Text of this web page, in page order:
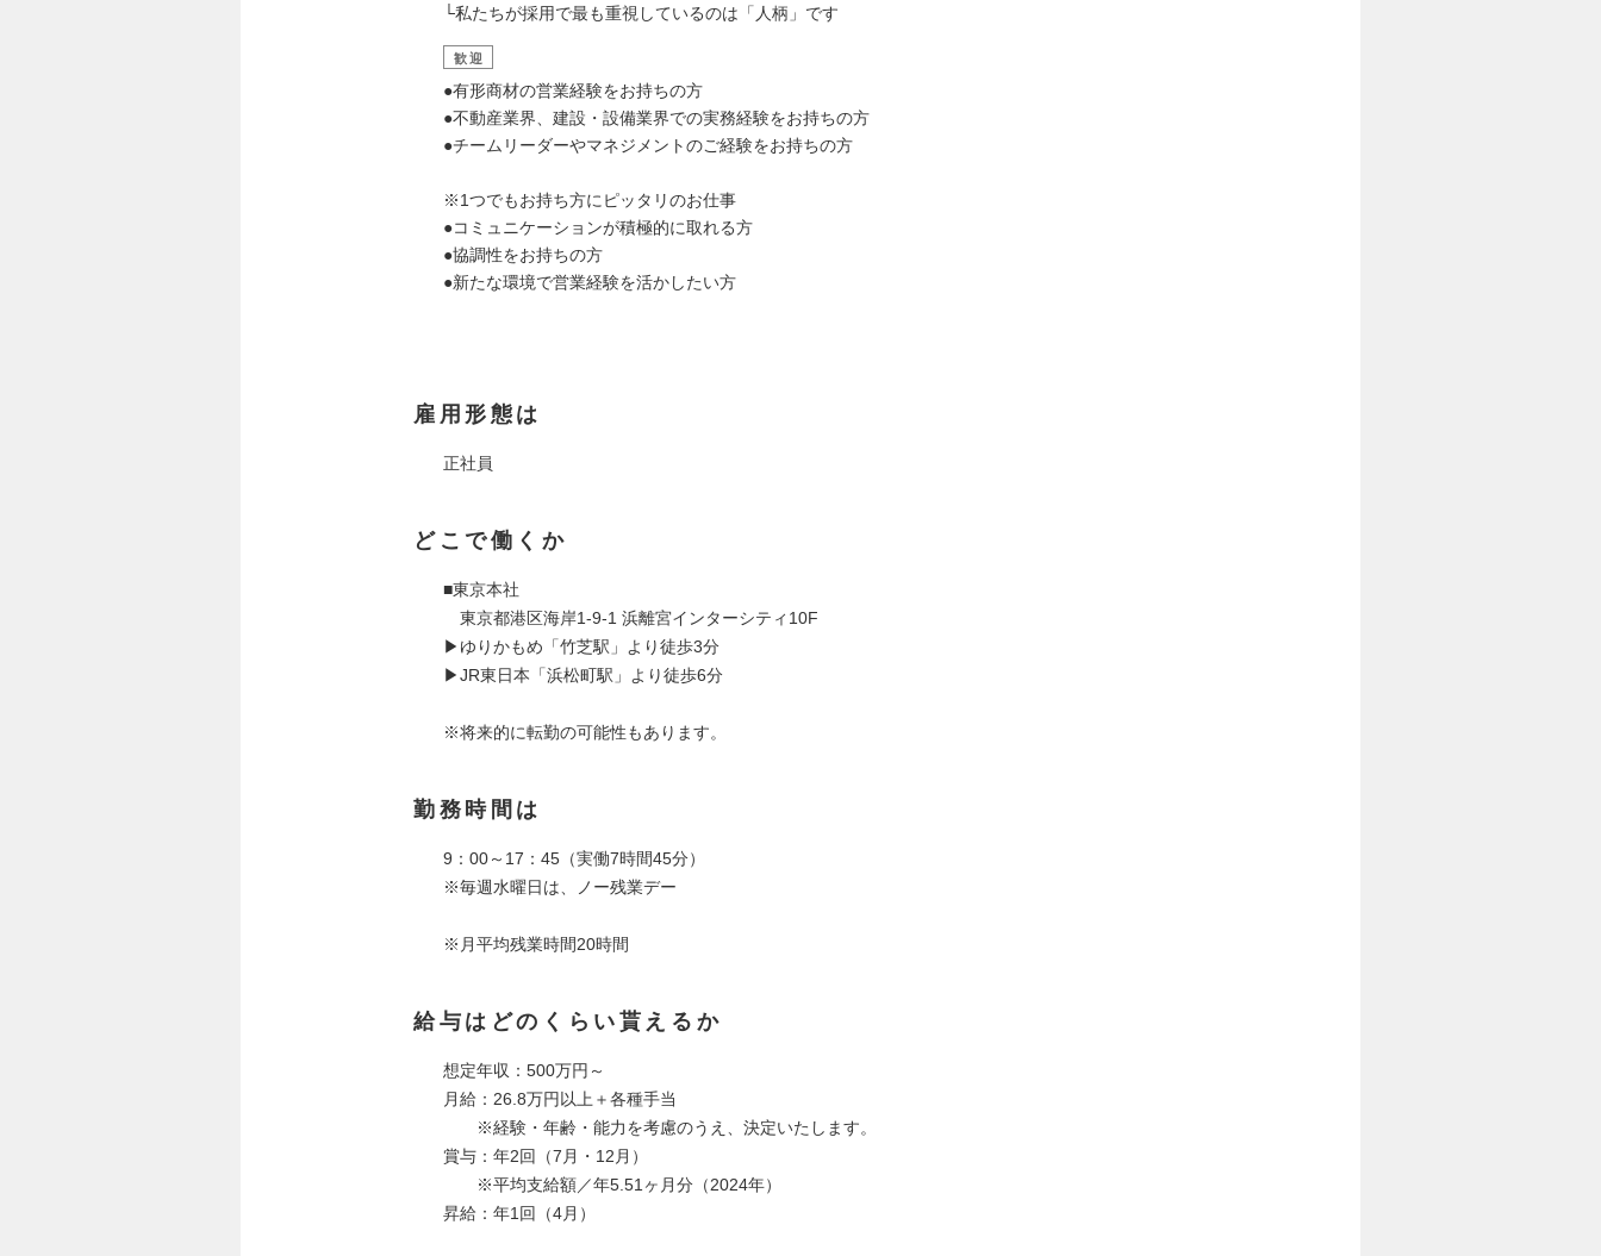
└私たちが採用で最も重視しているのは「人柄」です
歓迎
●有形商材の営業経験をお持ちの方
●不動産業界、建設・設備業界での実務経験をお持ちの方
●チームリーダーやマネジメントのご経験をお持ちの方
※1つでもお持ち方にピッタリのお仕事
●コミュニケーションが積極的に取れる方
●協調性をお持ちの方
●新たな環境で営業経験を活かしたい方
雇用形態は
正社員
どこで働くか
■東京本社
東京都港区海岸1-9-1 浜離宮インターシティ10F
▶ゆりかもめ「竹芝駅」より徒歩3分
▶JR東日本「浜松町駅」より徒歩6分
※将来的に転勤の可能性もあります。
勤務時間は
9：00～17：45（実働7時間45分）
※毎週水曜日は、ノー残業デー
※月平均残業時間20時間
給与はどのくらい貰えるか
想定年収：500万円～
月給：26.8万円以上＋各種手当
※経験・年齢・能力を考慮のうえ、決定いたします。
賞与：年2回（7月・12月）
※平均支給額／年5.51ヶ月分（2024年）
昇給：年1回（4月）